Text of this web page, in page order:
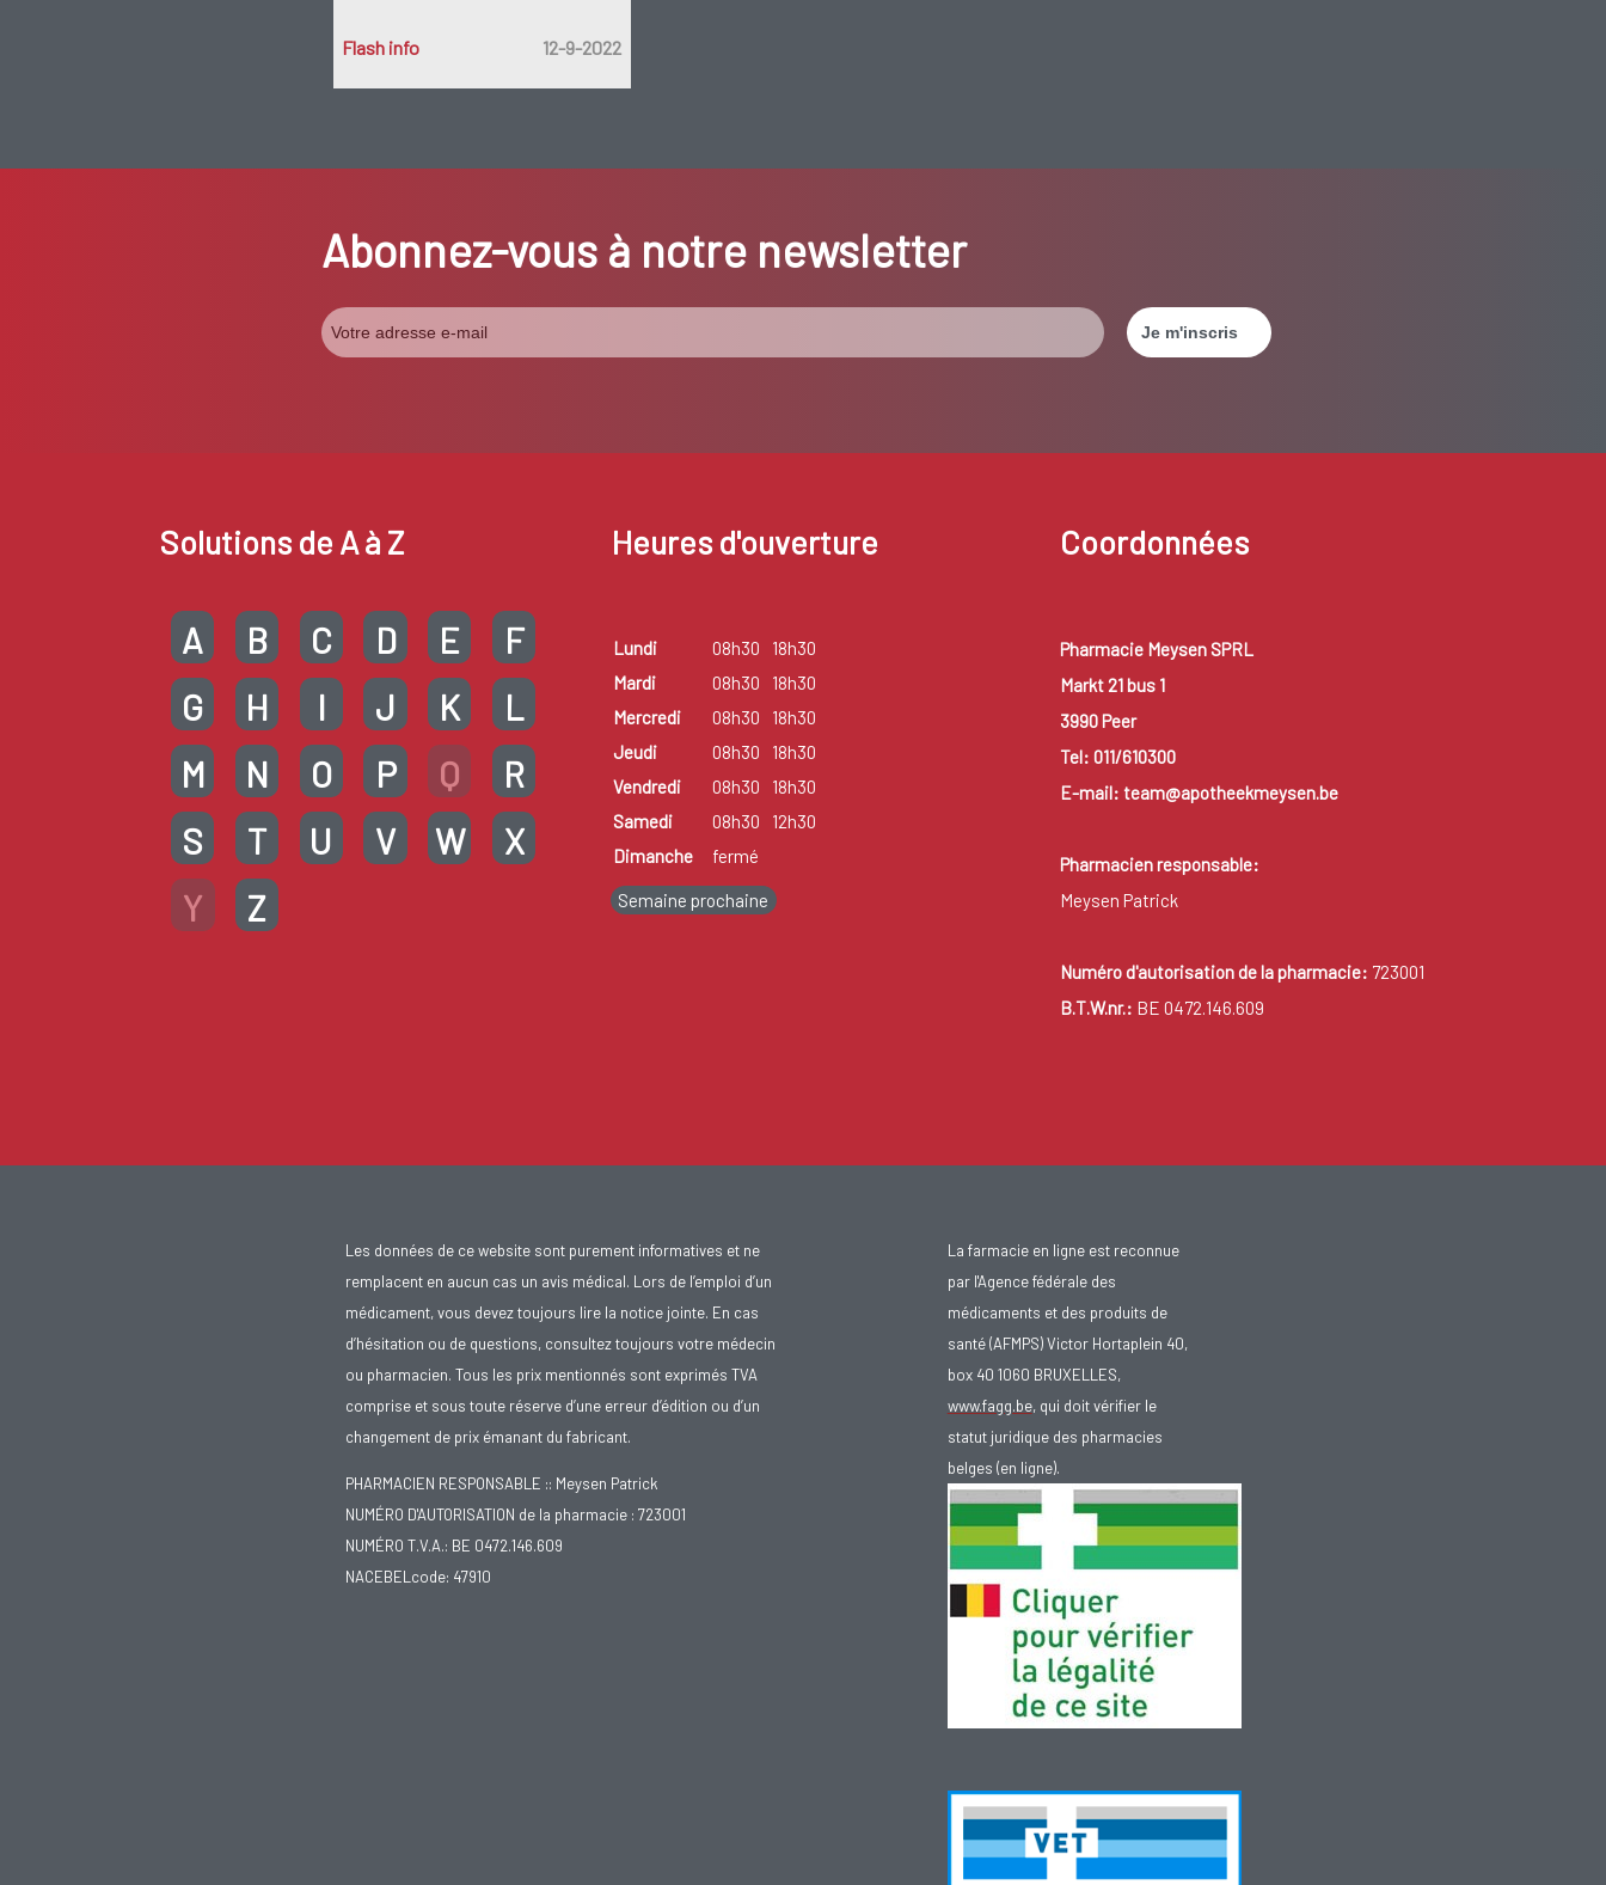
Flash info 12-9-2022
Abonnez-vous à notre newsletter
Solutions de A à Z
A B C D E
F
G
H I J K
L
M
N O P Q
R
S
T U V W
X
Y
Z
Heures d'ouverture
Lundi 08h30
18h30
Mardi
08h30
18h30
Mercredi
08h30
18h30
Jeudi
08h30
18h30
Vendredi
08h30
18h30
Samedi
08h30
12h30
Dimanche
fermé
Semaine prochaine
Coordonnées
Pharmacie Meysen SPRL
Markt 21 bus 1
3990 Peer
Tel: 011/610300
E-mail: team@apotheekmeysen.be
Pharmacien responsable:
Meysen Patrick
Numéro d'autorisation de la pharmacie: 723001
B.T.W.nr.: BE 0472.146.609
Les données de ce website sont purement informatives et ne
remplacent en aucun cas un avis médical. Lors de l’emploi d’un
médicament, vous devez toujours lire la notice jointe. En cas
d’hésitation ou de questions, consultez toujours votre médecin
ou pharmacien. Tous les prix mentionnés sont exprimés TVA
comprise et sous toute réserve d’une erreur d’édition ou d’un
changement de prix émanant du fabricant.
PHARMACIEN RESPONSABLE :: Meysen Patrick
NUMÉRO D'AUTORISATION de la pharmacie : 723001
NUMÉRO T.V.A.: BE 0472.146.609
NACEBELcode: 47910
La farmacie en ligne est reconnue
par l'Agence fédérale des
médicaments et des produits de
santé (AFMPS) Victor Hortaplein 40,
box 40 1060 BRUXELLES,
www.fagg.be, qui doit vérifier le
statut juridique des pharmacies
belges (en ligne).